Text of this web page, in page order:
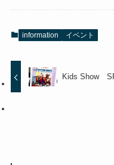
information イベント
Kids Show